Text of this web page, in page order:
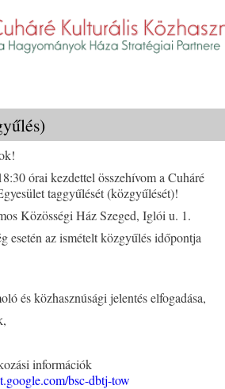
órai kezdettel összehívom a Cuháré
taggyűlését (közgyűlését)!
Közösségi Ház Szeged, Iglói u. 1.
esetén az ismételt közgyűlés időpontja
és közhasznúsági jelentés elfogadása,
információk
bsc-dbtj-tow